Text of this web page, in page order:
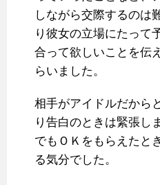
しながら交際するのは
り彼女の立場にたって
合って欲しいことを伝
らいました。
相手がアイドルだから
り告白のときは緊張し
でもＯＫをもらえたと
る気分でした。